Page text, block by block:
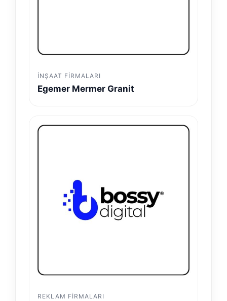
İNŞAAT FIRMALARI
Egemer Mermer Granit
REKLAM FIRMALARI